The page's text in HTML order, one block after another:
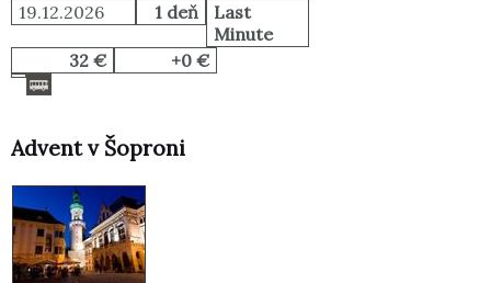
19.12.2026
1 deň
Last
Minute
32 €
+0 €
Advent v Šoproni